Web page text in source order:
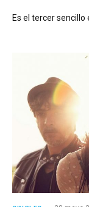
Es el tercer